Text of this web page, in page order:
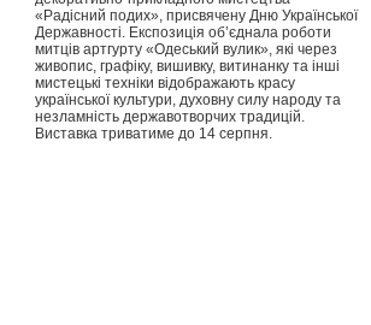
«Радісний подих», присвячену Дню Української
Державності. Експозиція об’єднала роботи
митців артгурту «Одеський вулик», які через
живопис, графіку, вишивку, витинанку та інші
мистецькі техніки відображають красу
української культури, духовну силу народу та
незламність державотворчих традицій.
Виставка триватиме до 14 серпня.